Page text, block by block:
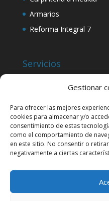
Gestionar
Para ofrecer las mejores
cookies para almacenar y/o
consentimiento de estas
como el comportamiento de
en este sitio. No consentir o
negativamente a ciertas
Armarios
Reforma Integral 7
Servicios
Cocinas
Tarimas
Escaleras
Cubrerradiadores
Reforma Integral 7